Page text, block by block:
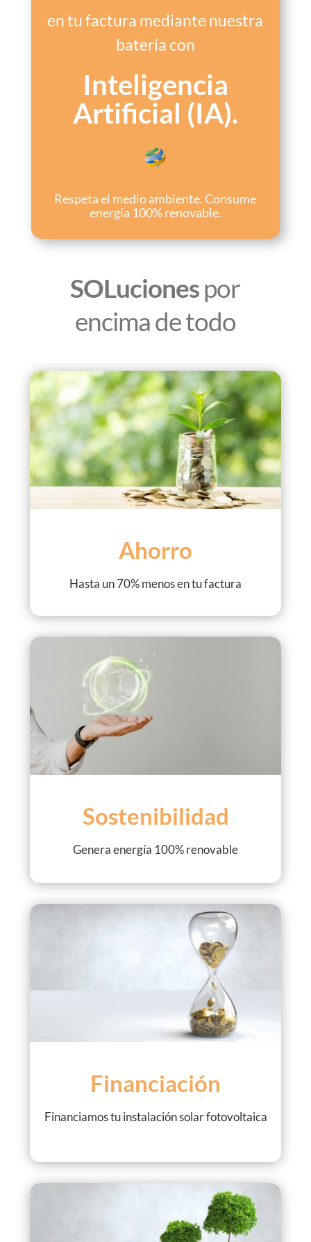
en tu factura mediante nuestra
batería con
Inteligencia
Artificial (IA).
Respeta el medio ambiente. Consume
energía 100% renovable.
SOLucionespor
encima de todo
Ahorro
Hasta un 70% menos en tu factura
Sostenibilidad
Genera energía 100% renovable
Financiación
Financiamos tu instalación solar fotovoltaica